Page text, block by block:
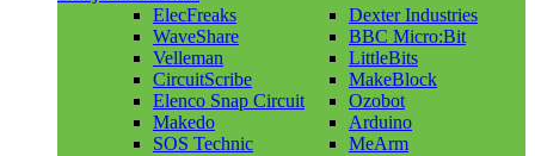
ElecFreaks
WaveShare
Velleman
CircuitScribe
Elenco Snap Circuit
Makedo
SOS Technic
Dexter Industries
BBC Micro:Bit
LittleBits
MakeBlock
Ozobot
Arduino
MeArm